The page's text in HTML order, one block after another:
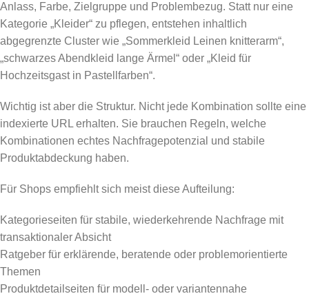
Anlass, Farbe, Zielgruppe und Problembezug. Statt nur eine
Kategorie „Kleider“ zu pflegen, entstehen inhaltlich
abgegrenzte Cluster wie „Sommerkleid Leinen knitterarm“,
„schwarzes Abendkleid lange Ärmel“ oder „Kleid für
Hochzeitsgast in Pastellfarben“.
Wichtig ist aber die Struktur. Nicht jede Kombination sollte eine
indexierte URL erhalten. Sie brauchen Regeln, welche
Kombinationen echtes Nachfragepotenzial und stabile
Produktabdeckung haben.
Für Shops empfiehlt sich meist diese Aufteilung:
Kategorieseiten für stabile, wiederkehrende Nachfrage mit
transaktionaler Absicht
Ratgeber für erklärende, beratende oder problemorientierte
Themen
Produktdetailseiten für modell- oder variantennahe